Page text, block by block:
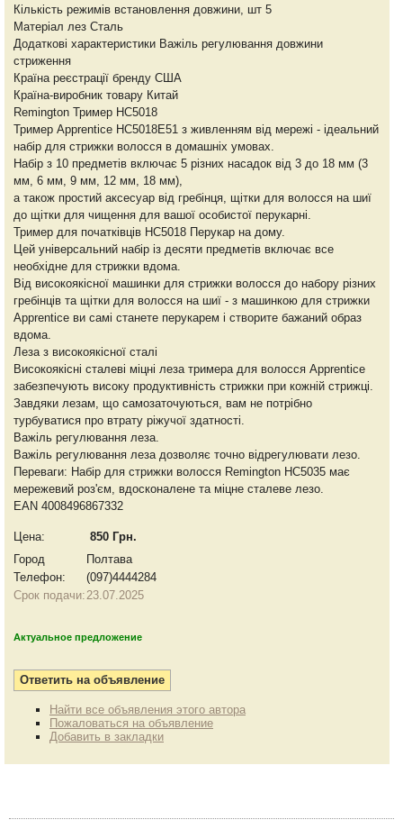
Кількість режимів встановлення довжини, шт 5
Матеріал лез Сталь
Додаткові характеристики Важіль регулювання довжини
стриження
Країна реєстрації бренду США
Країна-виробник товару Китай
Remington Тример HC5018
Тример Apprentice HC5018E51 з живленням від мережі - ідеальний
набір для стрижки волосся в домашніх умовах.
Набір з 10 предметів включає 5 різних насадок від 3 до 18 мм (3
мм, 6 мм, 9 мм, 12 мм, 18 мм),
а також простий аксесуар від гребінця, щітки для волосся на шиї
до щітки для чищення для вашої особистої перукарні.
Тример для початківців HC5018 Перукар на дому.
Цей універсальний набір із десяти предметів включає все
необхідне для стрижки вдома.
Від високоякісної машинки для стрижки волосся до набору різних
гребінців та щітки для волосся на шиї - з машинкою для стрижки
Apprentice ви самі станете перукарем і створите бажаний образ
вдома.
Леза з високоякісної сталі
Високоякісні сталеві міцні леза тримера для волосся Apprentice
забезпечують високу продуктивність стрижки при кожній стрижці.
Завдяки лезам, що самозаточуються, вам не потрібно
турбуватися про втрату ріжучої здатності.
Важіль регулювання леза.
Важіль регулювання леза дозволяє точно відрегулювати лезо.
Переваги: Набір для стрижки волосся Remington HC5035 має
мережевий роз'єм, вдосконалене та міцне сталеве лезо.
EAN 4008496867332
Цена:
850 Грн.
Город
Полтава
Телефон:
(097)4444284
Срок подачи:23.07.2025
Актуальное предложение
Найти все объявления этого автора
Пожаловаться на объявление
Добавить в закладки